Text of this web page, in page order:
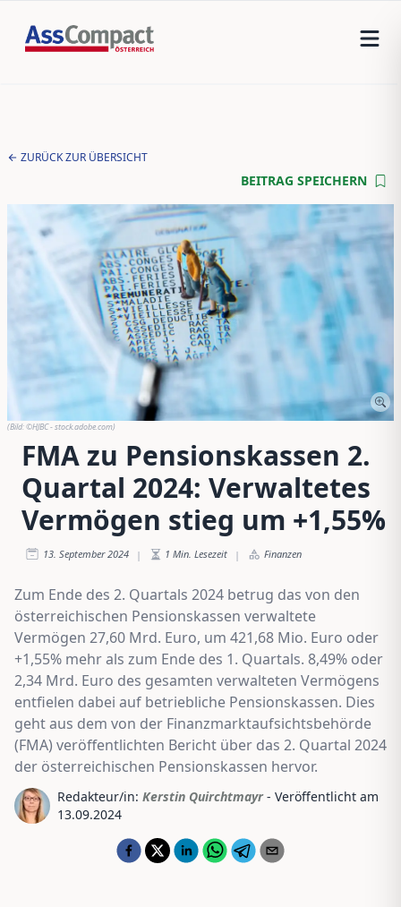
ZURÜCK ZUR ÜBERSICHT
BEITRAG SPEICHERN
(Bild:©HJBC - stock.adobe.com)
FMA zu Pensionskassen 2.
Quartal 2024: Verwaltetes
Vermögen stieg um +1,55%
13. September 2024 | 1 Min. Lesezeit | Finanzen
Zum Ende des 2. Quartals 2024 betrug das von den
österreichischen Pensionskassen verwaltete
Vermögen 27,60 Mrd. Euro, um 421,68 Mio. Euro oder
+1,55% mehr als zum Ende des 1. Quartals. 8,49% oder
2,34 Mrd. Euro des gesamten verwalteten Vermögens
entfielen dabei auf betriebliche Pensionskassen. Dies
geht aus dem von der Finanzmarktaufsichtsbehörde
(FMA) veröffentlichten Bericht über das 2. Quartal 2024
der österreichischen Pensionskassen hervor.
Redakteur/in: Kerstin Quirchtmayr - Veröffentlicht am
13.09.2024